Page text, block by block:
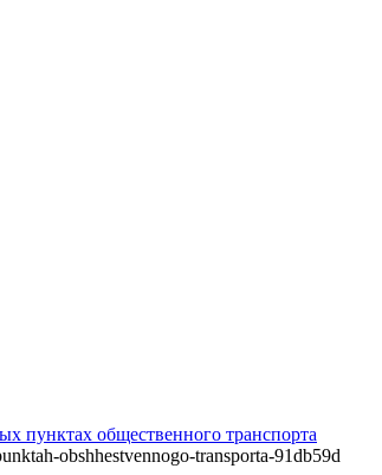
пунктах общественного транспорта
obshhestvennogo-transporta-91db59d